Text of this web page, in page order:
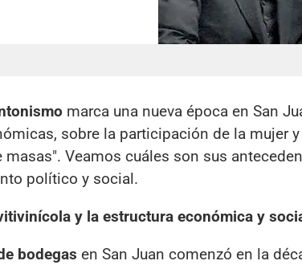
marca una nueva época en San
sobre la participación de la mujer
masas". Veamos cuáles son sus
político y social.
y la estructura económica y
bodegas en San Juan comenzó en la